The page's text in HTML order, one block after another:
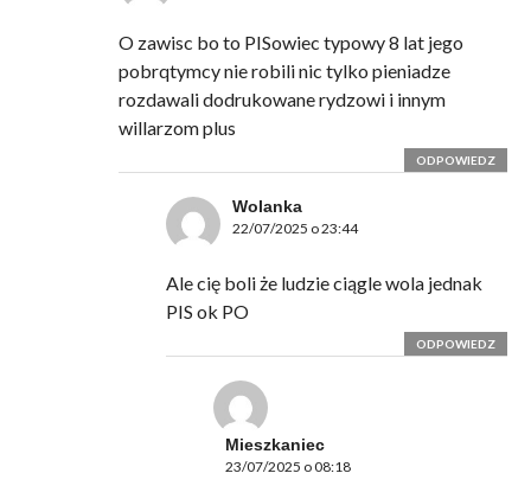
O zawisc bo to PISowiec typowy 8 lat jego
pobrqtymcy nie robili nic tylko pieniadze
rozdawali dodrukowane rydzowi i innym
willarzom plus
ODPOWIEDZ
Wolanka
22/07/2025 o 23:44
Ale cię boli że ludzie ciągle wola jednak
PIS ok PO
ODPOWIEDZ
Mieszkaniec
23/07/2025 o 08:18